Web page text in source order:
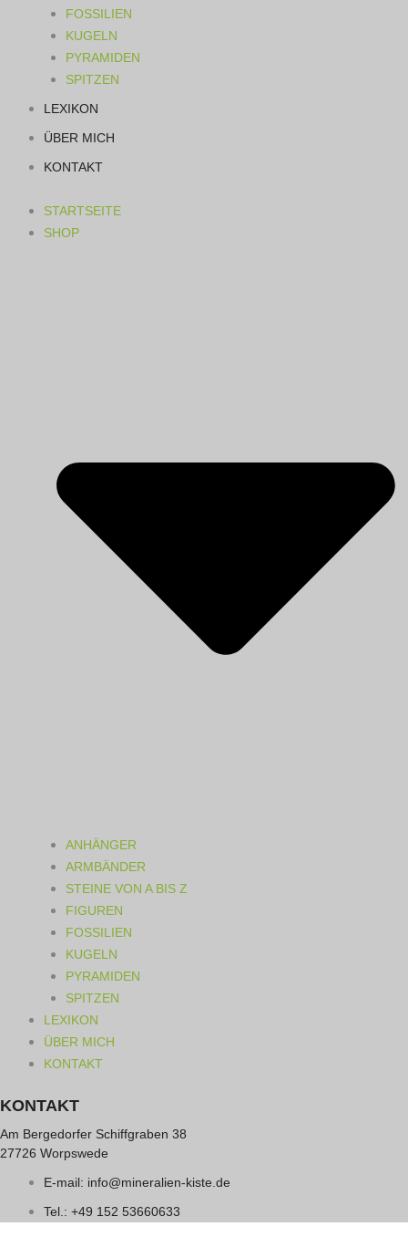
FOSSILIEN
KUGELN
PYRAMIDEN
SPITZEN
LEXIKON
ÜBER MICH
KONTAKT
STARTSEITE
SHOP
ANHÄNGER
ARMBÄNDER
STEINE VON A BIS Z
FIGUREN
FOSSILIEN
KUGELN
PYRAMIDEN
SPITZEN
LEXIKON
ÜBER MICH
KONTAKT
KONTAKT
Am Bergedorfer Schiffgraben 38
27726 Worpswede
E-mail: info@mineralien-kiste.de
Tel.: +49 152 53660633